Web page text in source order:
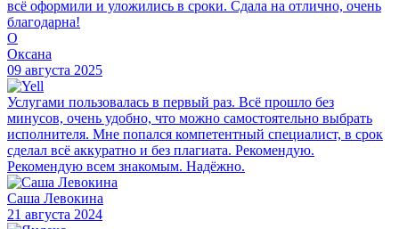
всё оформили и уложились в сроки. Сдала на отлично, очень
благодарна!
О
Оксана
09 августа 2025
Услугами пользовалась в первый раз. Всё прошло без
минусов, очень удобно, что можно самостоятельно выбрать
исполнителя. Мне попался компетентный специалист, в срок
сделал всё аккуратно и без плагиата. Рекомендую.
Рекомендую всем знакомым. Надёжно.
Саша Левокина
21 августа 2024